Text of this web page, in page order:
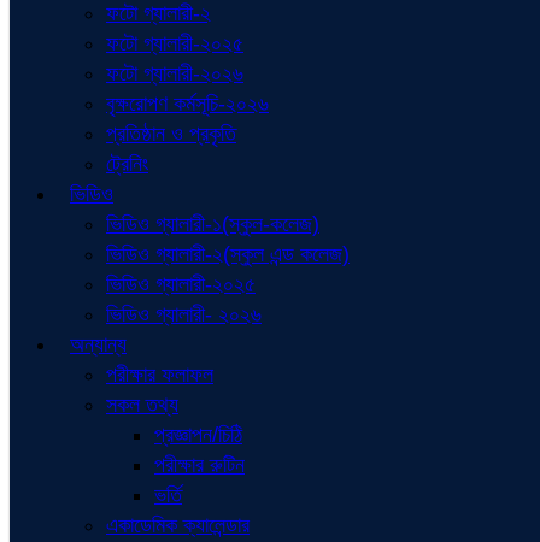
ফটো গ্যালারী-২
ফটো গ্যালারী-২০২৫
ফটো গ্যালারী-২০২৬
বৃক্ষরোপণ কর্মসূচি-২০২৬
প্রতিষ্ঠান ও প্রকৃতি
ট্রেনিং
ভিডিও
ভিডিও গ্যালারী-১(স্কুল-কলেজ)
ভিডিও গ্যালারী-২(স্কুল এন্ড কলেজ)
ভিডিও গ্যালারী-২০২৫
ভিডিও গ্যালারী- ২০২৬
অন্যান্য
পরীক্ষার ফলাফল
সকল তথ্য
প্রজ্ঞাপন/চিঠি
পরীক্ষার রুটিন
ভর্তি
একাডেমিক ক্যালেন্ডার